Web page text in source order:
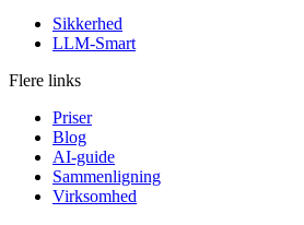
Sikkerhed
LLM-Smart
Flere links
Priser
Blog
AI-guide
Sammenligning
Virksomhed